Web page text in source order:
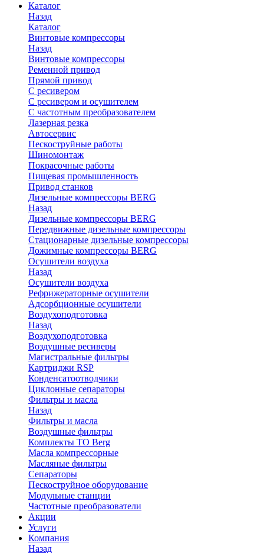
Каталог
Назад
Каталог
Винтовые компрессоры
Назад
Винтовые компрессоры
Ременной привод
Прямой привод
С ресивером
С ресивером и осушителем
С частотным преобразователем
Лазерная резка
Автосервис
Пескоструйные работы
Шиномонтаж
Покрасочные работы
Пищевая промышленность
Привод станков
Дизельные компрессоры BERG
Назад
Дизельные компрессоры BERG
Передвижные дизельные компрессоры
Стационарные дизельные компрессоры
Дожимные компрессоры BERG
Осушители воздуха
Назад
Осушители воздуха
Рефрижераторные осушители
Адсорбционные осушители
Воздухоподготовка
Назад
Воздухоподготовка
Воздушные ресиверы
Магистральные фильтры
Картриджи RSP
Конденсатоотводчики
Циклонные сепараторы
Фильтры и масла
Назад
Фильтры и масла
Воздушные фильтры
Комплекты ТО Berg
Масла компрессорные
Масляные фильтры
Сепараторы
Пескоструйное оборудование
Модульные станции
Частотные преобразователи
Акции
Услуги
Компания
Назад